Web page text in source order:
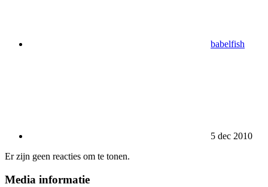
babelfish
5 dec 2010
Er zijn geen reacties om te tonen.
Media informatie